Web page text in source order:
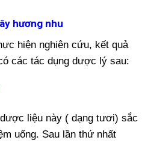
hương nhu
hiện nghiên cứu, kết quả
các tác dụng dược lý sau:
liệu này ( dạng tươi) sắc
uống. Sau lần thứ nhất